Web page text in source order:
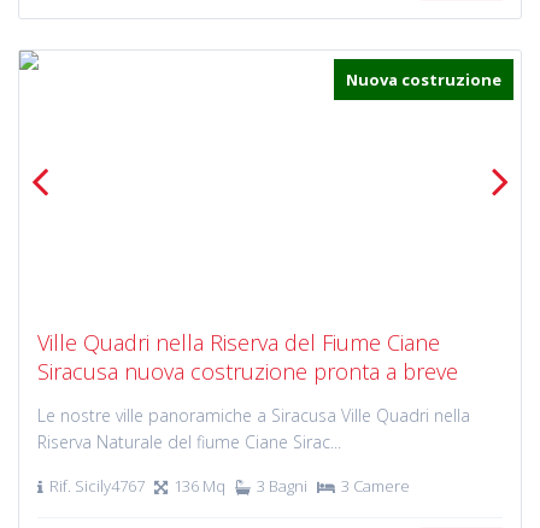
Nuova costruzione
Ville Quadri nella Riserva del Fiume Ciane
Siracusa nuova costruzione pronta a breve
Le nostre ville panoramiche a Siracusa Ville Quadri nella
Riserva Naturale del fiume Ciane Sirac...
Rif. Sicily4767 136 Mq 3 Bagni 3 Camere